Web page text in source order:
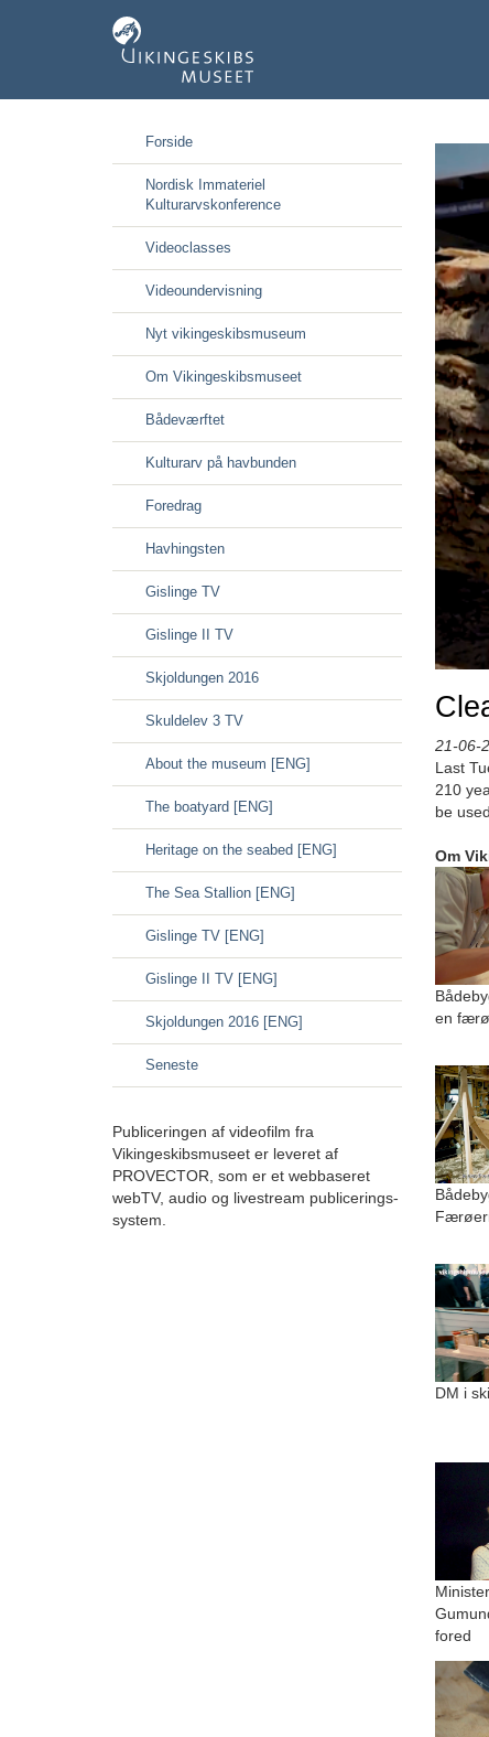
Forside
Nordisk Immateriel
Kulturarvskonference
Videoclasses
Videoundervisning
Nyt vikingeskibsmuseum
Om Vikingeskibsmuseet
Bådeværftet
Kulturarv på havbunden
Foredrag
Havhingsten
Gislinge TV
Gislinge II TV
Skjoldungen 2016
Skuldelev 3 TV
About the museum [ENG]
The boatyard [ENG]
Heritage on the seabed [ENG]
The Sea Stallion [ENG]
Gislinge TV [ENG]
Gislinge II TV [ENG]
Skjoldungen 2016 [ENG]
Seneste
Publiceringen af videofilm fra
Vikingeskibsmuseet er leveret af
PROVECTOR, som er et webbaseret
webTV, audio og livestream publicerings-
system.
21-06-
Last
210
be
Om
en
DM i
fored